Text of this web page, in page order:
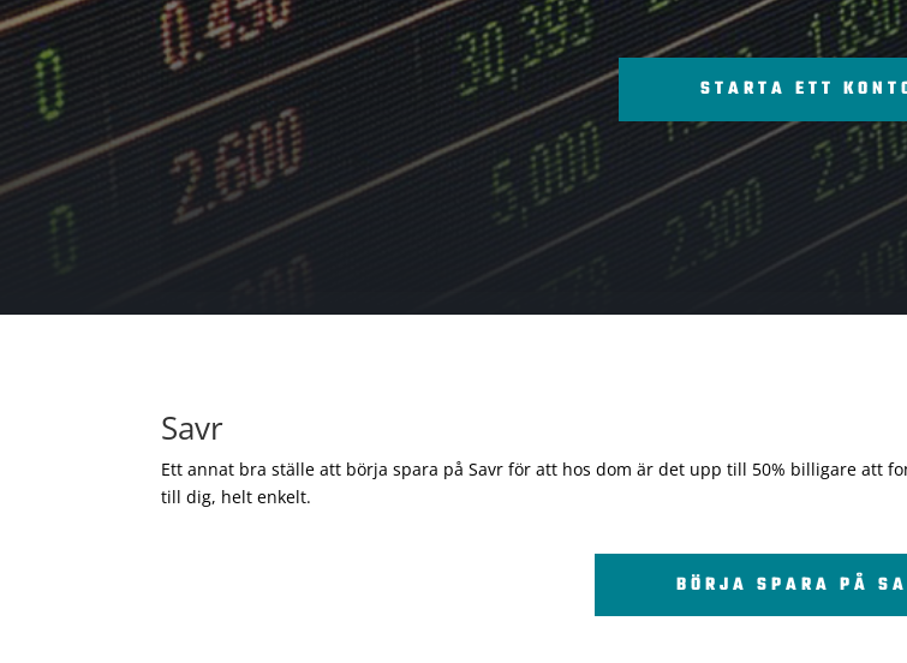
STARTA ETT
Savr
Ett annat bra ställe att börja spara på Savr för att hos dom är det upp till 50% billigare att
till dig, helt enkelt.
BÖRJA SPARA PÅ